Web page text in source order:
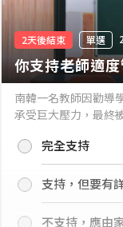
2天後結束 單選
你支持老師適
南韓一名教師因勸導
承受巨大壓力，最終
你支持老師適度管教
完全支持
支持，但要有
不支持，應由